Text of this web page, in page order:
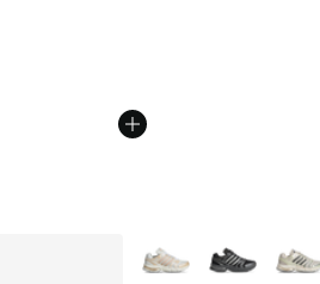
Plus de couleurs